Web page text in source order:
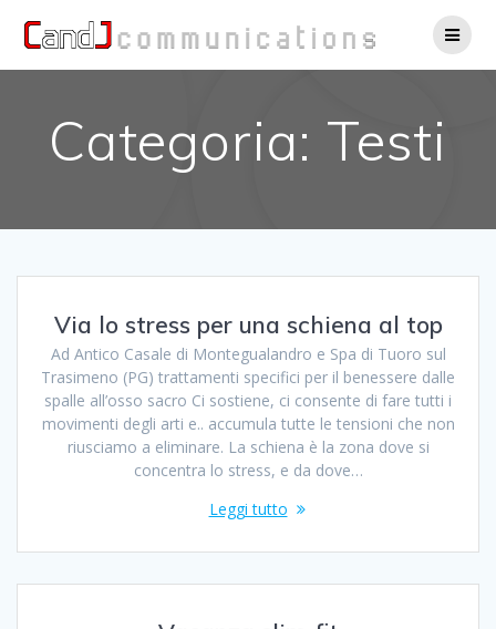
al
Categoria: Testi
Via lo stress per una schiena al top
Ad Antico Casale di Montegualandro e Spa di Tuoro sul
Trasimeno (PG) trattamenti specifici per il benessere dalle
spalle all’osso sacro Ci sostiene, ci consente di fare tutti i
movimenti degli arti e.. accumula tutte le tensioni che non
riusciamo a eliminare. La schiena è la zona dove si
concentra lo stress, e da dove…
Leggi tutto